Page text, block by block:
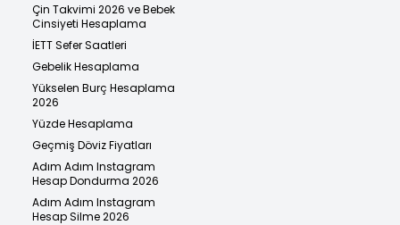
Çin Takvimi 2026 ve Bebek
Cinsiyeti Hesaplama
İETT Sefer Saatleri
Gebelik Hesaplama
Yükselen Burç Hesaplama
2026
Yüzde Hesaplama
Geçmiş Döviz Fiyatları
Adım Adım Instagram
Hesap Dondurma 2026
Adım Adım Instagram
Hesap Silme 2026